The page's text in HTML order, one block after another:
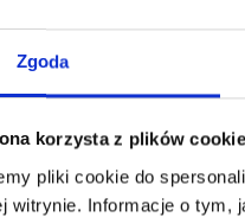
Zgoda
korzysta z plików cookie
pliki cookie do
witrynie. Informacje o tym,
MM)